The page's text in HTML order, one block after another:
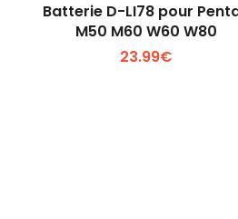
Voir plus +
Batterie D-LI78 pour
M50 M60 W60 W80
23.99€